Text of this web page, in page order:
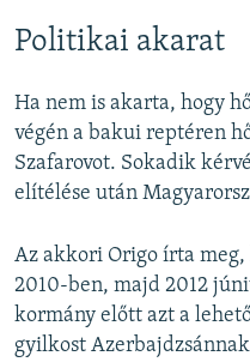
Politikai akarat
Ha nem is akarta, hogy
végén a bakui reptéren
Szafarovot. Sokadik
elítélése után
Az akkori Origo írta
2010-ben, majd 2012
kormány előtt azt a
gyilkost